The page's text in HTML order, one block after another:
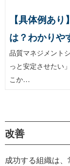
【具体例あ
は？わかりや
品質マネジメント
っと安定させたい
こか…
改善
成功する組織は